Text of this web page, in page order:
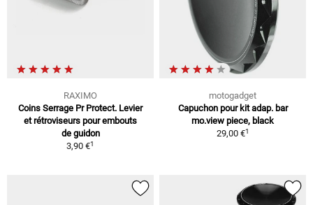
RAXIMO
Coins Serrage Pr Protect. Levier
et rétroviseurs pour embouts
de guidon
3,90 €1
motogadget
Capuchon pour kit adap. bar
mo.view piece, black
29,00 €1